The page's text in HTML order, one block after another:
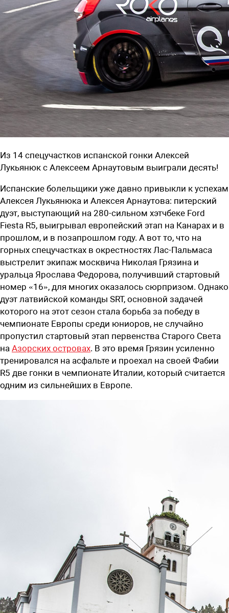
Из 14 спецучастков испанской гонки Алексей
Лукьянюк с Алексеем Арнаутовым выиграли десять!
Испанские болельщики уже давно привыкли к успехам
Алексея Лукьянюка и Алексея Арнаутова: питерский
дуэт, выступающий на 280-сильном хэтчбеке Ford
Fiesta R5, выигрывал европейский этап на Канарах и в
прошлом, и в позапрошлом году. А вот то, что на
горных спецучастках в окрестностях Лас-Пальмаса
выстрелит экипаж москвича Николая Грязина и
уральца Ярослава Федорова, получивший стартовый
номер «16», для многих оказалось сюрпризом. Однако
дуэт латвийской команды SRT, основной задачей
которого на этот сезон стала борьба за победу в
чемпионате Европы среди юниоров, не случайно
пропустил стартовый этап первенства Старого Света
на Азорских островах. В это время Грязин усиленно
тренировался на асфальте и проехал на своей Фабии
R5 две гонки в чемпионате Италии, который считается
одним из сильнейших в Европе.